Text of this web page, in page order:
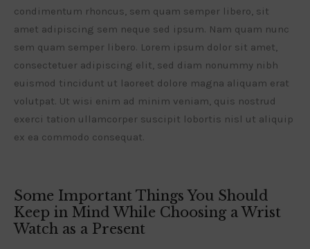
condimentum rhoncus, sem quam semper libero, sit
amet adipiscing sem neque sed ipsum. Nam quam nunc
sem quam semper libero. Lorem ipsum dolor sit amet,
consectetuer adipiscing elit, sed diam nonummy nibh
euismod tincidunt ut laoreet dolore magna aliquam erat
volutpat. Ut wisi enim ad minim veniam, quis nostrud
exerci tation ullamcorper suscipit lobortis nisl ut aliquip
ex ea commodo consequat.
Some Important Things You Should
Keep in Mind While Choosing a Wrist
Watch as a Present